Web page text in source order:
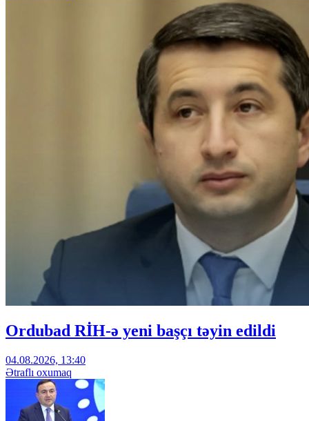
Ordubad RİH-ə yeni başçı təyin edildi
04.08.2026, 13:40
Ətraflı oxumaq